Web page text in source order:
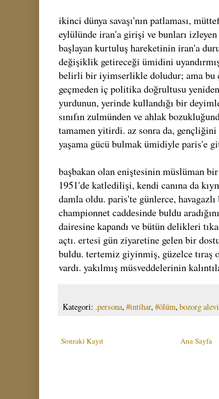
ikinci dünya savaşı'nın patlaması,
eylülünde iran'a girişi ve bunları
başlayan kurtuluş hareketinin iran'a
değişiklik getireceği ümidini
belirli bir iyimserlikle doludur; ama bu
geçmeden iç politika doğrultusu
yurdunun, yerinde kullandığı bir
sınıfın zulmünden ve ahlak
tamamen yitirdi. az sonra da,
yaşama gücü bulmak ümidiyle paris'e
başbakan olan eniştesinin müslüman
1951'de katledilişi, kendi canına da
damla oldu. paris'te günlerce,
championnet caddesinde buldu
dairesine kapandı ve bütün delikleri
açtı. ertesi gün ziyaretine gelen bir
buldu. tertemiz giyinmiş, güzelce tıraş
vardı. yakılmış müsveddelerinin
Kategori: .persona,#intihar,#ölüm,bozorg alevi
Sonraki Kayıt Ana Sayfa